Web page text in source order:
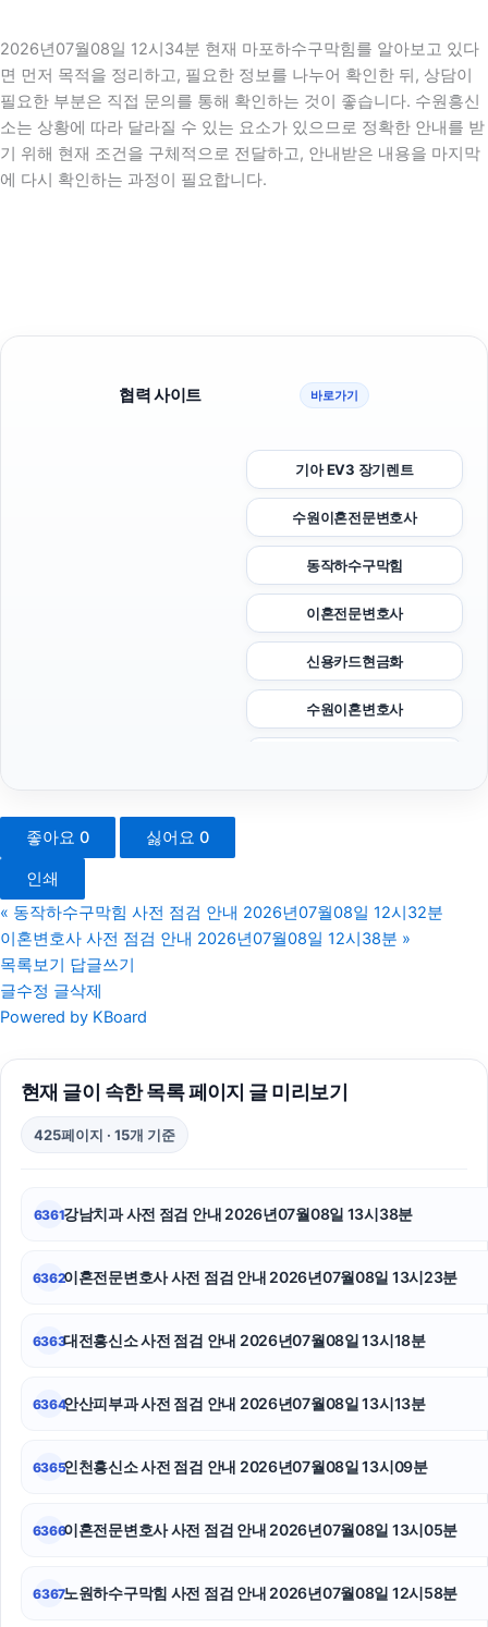
2026년07월08일 12시34분 현재 마포하수구막힘를 알아보고 있다
면 먼저 목적을 정리하고, 필요한 정보를 나누어 확인한 뒤, 상담이
필요한 부분은 직접 문의를 통해 확인하는 것이 좋습니다. 수원흥신
소는 상황에 따라 달라질 수 있는 요소가 있으므로 정확한 안내를 받
기 위해 현재 조건을 구체적으로 전달하고, 안내받은 내용을 마지막
에 다시 확인하는 과정이 필요합니다.
협력 사이트 바로가기
기아 EV3 장기렌트
수원이혼전문변호사
동작하수구막힘
이혼전문변호사
신용카드현금화
수원이혼변호사
영등포구하수구막힘
남양주이혼전문변호사
부천이혼전문변호사
인스타그램 팔로워 늘리기
동탄피부과
폰테크
마포하수구막힘
좋아요 0 싫어요 0
인쇄
« 동작하수구막힘 사전 점검 안내 2026년07월08일 12시32분
이혼변호사 사전 점검 안내 2026년07월08일 12시38분 »
목록보기
답글쓰기
글수정 글삭제
Powered by KBoard
현재 글이 속한 목록 페이지 글 미리보기
425페이지 · 15개 기준
6361강남치과 사전 점검 안내 2026년07월08일 13시38분
6362이혼전문변호사 사전 점검 안내 2026년07월08일 13시23분
6363대전흥신소 사전 점검 안내 2026년07월08일 13시18분
6364안산피부과 사전 점검 안내 2026년07월08일 13시13분
6365인천흥신소 사전 점검 안내 2026년07월08일 13시09분
6366이혼전문변호사 사전 점검 안내 2026년07월08일 13시05분
6367노원하수구막힘 사전 점검 안내 2026년07월08일 12시58분